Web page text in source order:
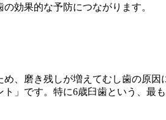
効果的な予防につながります。
、磨き残しが増えてむし歯の原因
」です。特に6歳臼歯という、最